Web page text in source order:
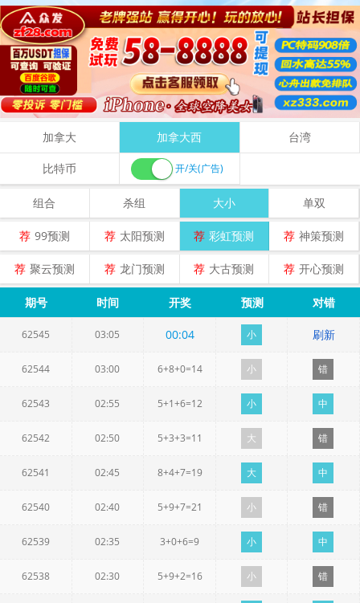
加拿大 加拿大西 台湾
比特币 开/关(广告)
组合 杀组 大小 单双
荐 99预测 荐 太阳预测 荐 彩虹预测 荐 神策预测
荐 聚云预测 荐 龙门预测 荐 大古预测 荐 开心预测
期号 时间 开奖 预测 对错
62545 03:05 00:04 小 刷新
62544 03:00 6+8+0=14 小 错
62543 02:55 5+1+6=12 小 中
62542 02:50 5+3+3=11 大 错
62541 02:45 8+4+7=19 大 中
62540 02:40 5+9+7=21 小 错
62539 02:35 3+0+6=9 小 中
62538 02:30 5+9+2=16 小 错